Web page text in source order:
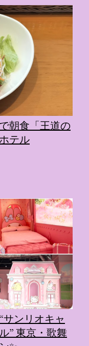
朝食「王道の
テル
ンリオキャ
” 東京・歌舞